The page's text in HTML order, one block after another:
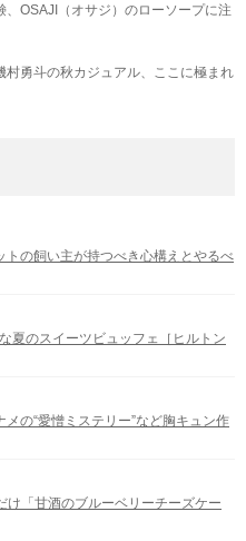
OSAJI（オサジ）のローソープに注
村勇斗の秋カジュアル、ここに極まれ
の飼い主が持つべき心構えとやるべ
夏のスイーツビュッフェ［ヒルトン
の“愛憎ミステリー”など胸キュン作
「甘酒のブルーベリーチーズケー